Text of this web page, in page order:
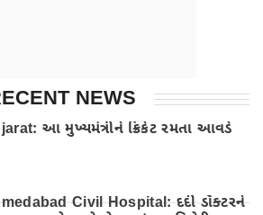
NEWS
આ મુખ્યમંત્રીને ક્રિકેટ રમતા આવડે
Civil Hospital: દર્દી ડૉક્ટરને